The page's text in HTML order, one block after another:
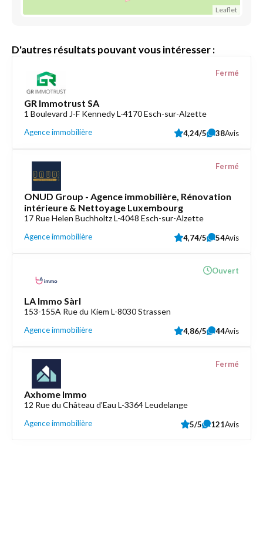
Leaflet
D'autres résultats pouvant vous intéresser :
GR Immotrust SA
1 Boulevard J-F Kennedy L-4170 Esch-sur-Alzette
Agence immobilière
Fermé
4,24/5 38Avis
ONUD Group - Agence immobilière, Rénovation
intérieure & Nettoyage Luxembourg
17 Rue Helen Buchholtz L-4048 Esch-sur-Alzette
Agence immobilière
Fermé
4,74/5 54Avis
LA Immo Sàrl
153-155A Rue du Kiem L-8030 Strassen
Agence immobilière
Ouvert
4,86/5 44Avis
Axhome Immo
12 Rue du Château d'Eau L-3364 Leudelange
Agence immobilière
Fermé
5/5 121Avis